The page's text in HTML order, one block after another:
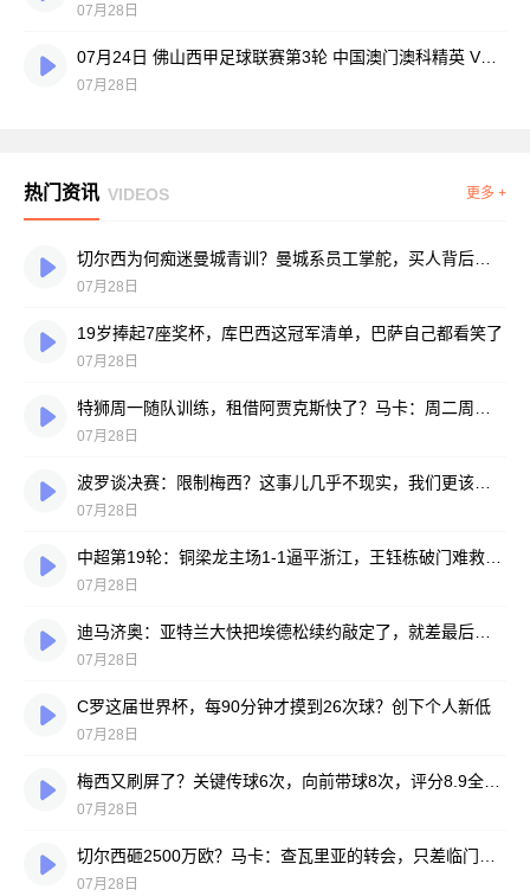
07月28日
07月24日 佛山西甲足球联赛第3轮 中国澳门澳科精英 VS 藝品高國際 全场录像
07月28日
热门资讯 VIDEOS 更多 +
07月28日
19岁捧起7座奖杯，库巴西这冠军清单，巴萨自己都看笑了
07月28日
07月28日
07月28日
07月28日
07月28日
C罗这届世界杯，每90分钟才摸到26次球？创下个人新低
07月28日
07月28日
07月28日